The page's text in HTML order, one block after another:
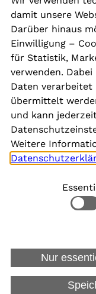
Kontakt
Presse
Aktuelles
Karriere
Newsletter
Social
Allgemeine
Impressum
damit unsere
Darüber hinaus
Einwilligung –
für Statistik,
verwenden.
Daten
übermittelt
und kann
Weitere
Nur